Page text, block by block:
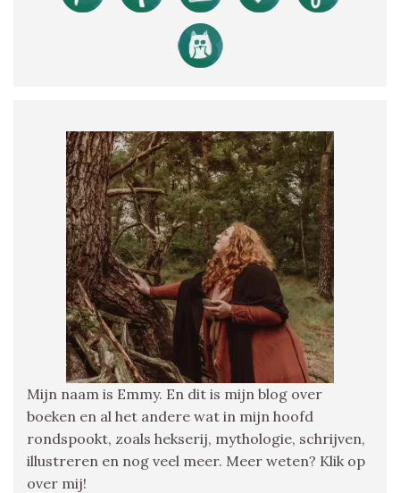
Mijn naam is Emmy. En dit is mijn blog over
boeken en al het andere wat in mijn hoofd
rondspookt, zoals hekserij, mythologie, schrijven,
illustreren en nog veel meer. Meer weten? Klik op
over mij!